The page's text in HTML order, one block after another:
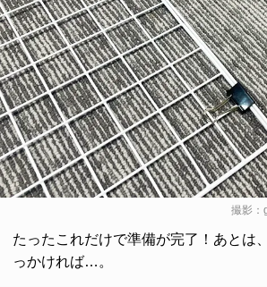
撮影：
たったこれだけで準備が完了！あとは
っかければ…。